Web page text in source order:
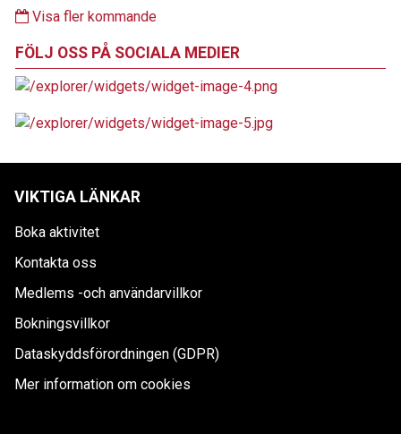
Visa fler kommande
FÖLJ OSS PÅ SOCIALA MEDIER
VIKTIGA LÄNKAR
Boka aktivitet
Kontakta oss
Medlems -och användarvillkor
Bokningsvillkor
Dataskyddsförordningen (GDPR)
Mer information om cookies